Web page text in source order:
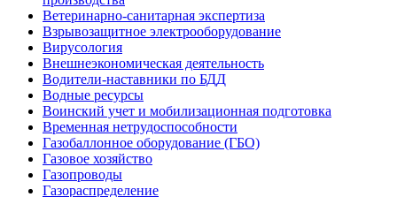
Ветеринарно-санитарная экспертиза
Взрывозащитное электрооборудование
Вирусология
Внешнеэкономическая деятельность
Водители-наставники по БДД
Водные ресурсы
Воинский учет и мобилизационная подготовка
Временная нетрудоспособности
Газобаллонное оборудование (ГБО)
Газовое хозяйство
Газопроводы
Газораспределение